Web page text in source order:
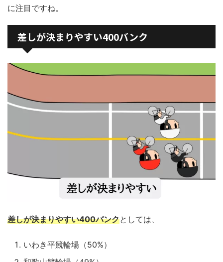
に注目ですね。
差しが決まりやすい400バンク
差しが決まりやすい400バンクとしては、
いわき平競輪場（50%）